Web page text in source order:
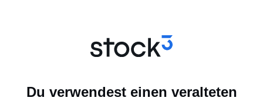
Du verwendest einen veralteten